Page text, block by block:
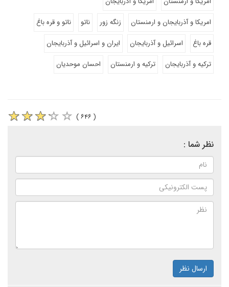
امریکا و آذربایجان و ارمنستان
زنگه زور ناتو
ناتو و قره باغ
قره باغ
اسرائیل و آذربایجان
ایران و اسرائیل و آذربایجان
ترکیه و آذربایجان
ترکیه و ارمنستان احسان موحدیان
( ۶۴۶ )
نظر شما :
ارسال نظر